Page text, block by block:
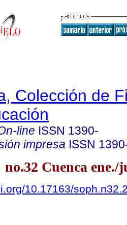
Colección de
line ISSN 1390-
impresa ISSN
Cuenca ene./
10.17163/